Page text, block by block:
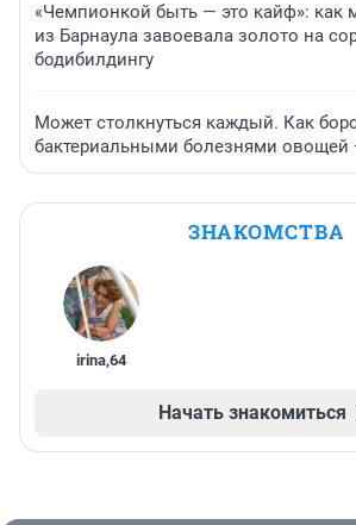
«Чемпионкой быть — это кайф»: как
из Барнаула завоевала золото на
бодибилдингу
Может столкнуться каждый. Как
бактериальными болезнями овощей
ЗНАКОМСТВА
irina,64
Начать знакомиться